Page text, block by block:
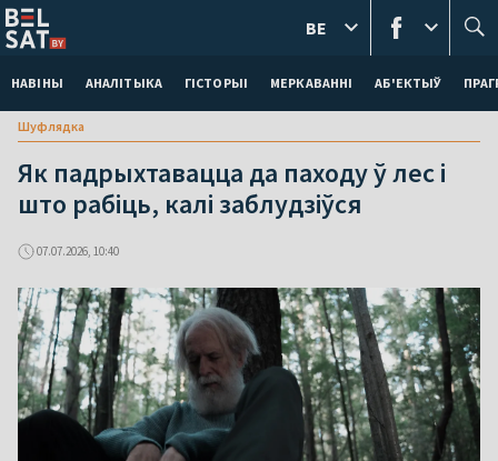
НАВІНЫ АНАЛІТЫКА ГІСТОРЫІ МЕРКАВАННI АБ'ЕКТЫЎ
BE
Шуфлядка
Як падрыхтавацца да паходу ў лес і
што рабіць, калі заблудзіўся
07.07.2026, 10:40